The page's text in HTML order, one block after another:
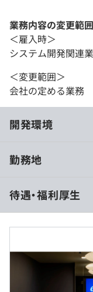
業務内容の変更範囲
＜雇入時＞
システム開発関連
＜変更範囲＞
会社の定める業務
開発環境
する企業群と中長
す。
・技術選定からお
・全国内フルリモ
ど、ライフワーク
プ・キャリアアッ
勤務地
待遇・福利厚生
■月給：470,920
・基本給：